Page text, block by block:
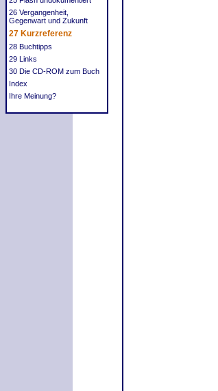
26 Vergangenheit,
Gegenwart und Zukunft
27 Kurzreferenz
28 Buchtipps
29 Links
30 Die CD-ROM zum Buch
Index
Ihre Meinung?